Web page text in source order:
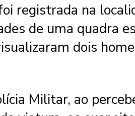
registrada na
de uma quadra
dois
Militar, ao